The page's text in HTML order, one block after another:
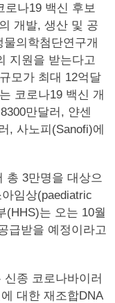
로나19 백신 후보
개발, 생산 및 공
의학첨단연구개
지원을 받는다고
모가 최대 12억달
코로나19 백신 개
만달러, 얀센
, 사노피(Sanofi)에
총 3만명을 대상으
임상(paediatric
(HHS)는 오는 10월
급받을 예정이라고
신종 코로나바이러
대한 재조합DNA